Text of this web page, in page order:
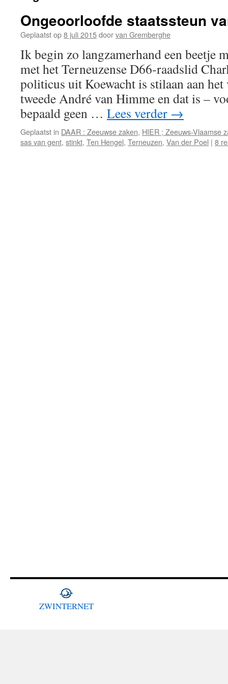
Ongeoorloofde staatssteun
Geplaatst op8 juli 2015doorvan Gremberghe
Ik begin zo langzamerhand een beetje
met het Terneuzense D66-raadslid
politicus uit Koewacht is stilaan aan
tweede André van Himme en dat is –
bepaald geen … Lees verder →
Geplaatst in DAAR : Zeeuwse zaken, HIER ; Zeeuws-Vlaamse
sas van gent, stinkt, Ten Hengel, Terneuzen, Van der Poel | 8
ZWINTERNET